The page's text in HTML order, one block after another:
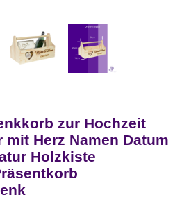
zur Hochzeit
Herz Namen Datum
Holzkiste